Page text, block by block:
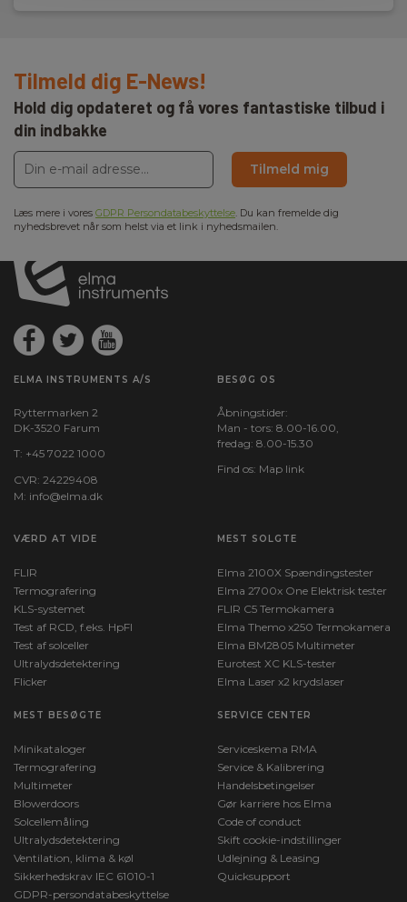
Tilmeld dig E-News!
Hold dig opdateret og få vores fantastiske tilbud i
din indbakke
Tilmeld mig
Læs mere i vores GDPR Persondatabeskyttelse. Du kan fremelde dig
nyhedsbrevet når som helst via et link i nyhedsmailen.
ELMA INSTRUMENTS A/S
Ryttermarken 2
DK-3520 Farum
T: +45 7022 1000
CVR: 24229408
M: info@elma.dk
BESØG OS
Åbningstider:
Man - tors: 8.00-16.00,
fredag: 8.00-15.30
Find os: Map link
VÆRD AT VIDE
FLIR
Termografering
KLS-systemet
Test af RCD, f.eks. HpFI
Test af solceller
Ultralydsdetektering
Flicker
MEST SOLGTE
Elma 2100X Spændingstester
Elma 2700x One Elektrisk tester
FLIR C5 Termokamera
Elma Themo x250 Termokamera
Elma BM2805 Multimeter
Eurotest XC KLS-tester
Elma Laser x2 krydslaser
MEST BESØGTE
Minikataloger
Termografering
Multimeter
Blowerdoors
Solcellemåling
Ultralydsdetektering
Ventilation, klima & køl
Sikkerhedskrav IEC 61010-1
GDPR-persondatabeskyttelse
SERVICE CENTER
Serviceskema RMA
Service & Kalibrering
Handelsbetingelser
Gør karriere hos Elma
Code of conduct
Skift cookie-indstillinger
Udlejning & Leasing
Quicksupport